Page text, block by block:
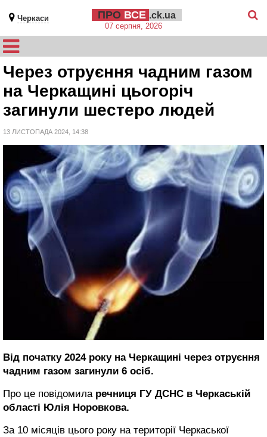
Черкаси ПРО ВСЕ .ck.ua
07 серпня, 2026
Через отруєння чадним газом
на Черкащині цьогоріч
загинули шестеро людей
13 ЛИСТОПАДА 2024, 14:38
Від початку 2024 року на Черкащині через отруєння
чадним газом загинули 6 осіб.
Про це повідомила речниця ГУ ДСНС в Черкаській
області Юлія Норовкова.
За 10 місяців цього року на території Черкаської